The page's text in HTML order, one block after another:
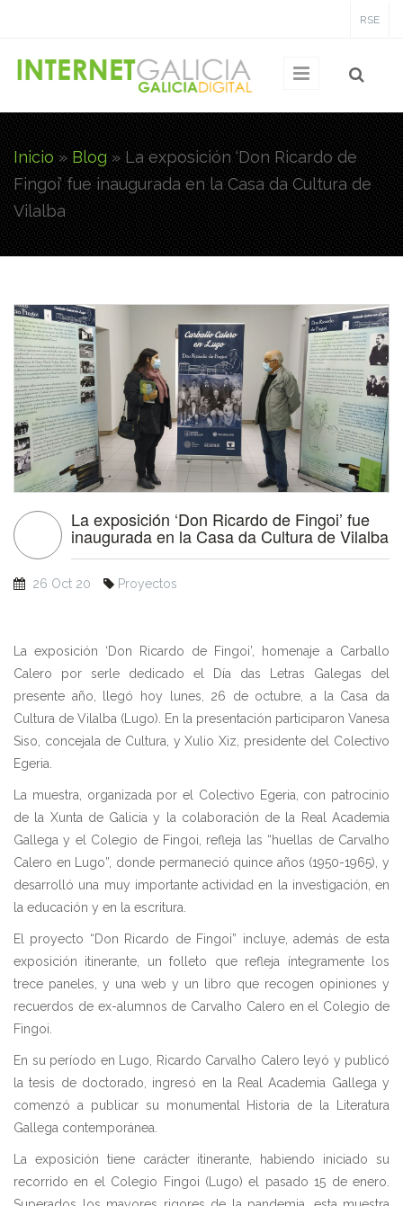
RSE
Usted está aquí
Inicio » Blog » La exposición ‘Don Ricardo de
Fingoi’ fue inaugurada en la Casa da Cultura de
Vilalba
La exposición ‘Don Ricardo de Fingoi’ fue
inaugurada en la Casa da Cultura de Vilalba
26 Oct 20 Proyectos
La exposición ‘Don Ricardo de Fingoi’, homenaje a Carballo
Calero por serle dedicado el Día das Letras Galegas del
presente año, llegó hoy lunes, 26 de octubre, a la Casa da
Cultura de Vilalba (Lugo). En la presentación participaron Vanesa
Siso, concejala de Cultura, y Xulio Xiz, presidente del Colectivo
Egeria.
La muestra, organizada por el Colectivo Egeria, con patrocinio
de la Xunta de Galicia y la colaboración de la Real Academia
Gallega y el Colegio de Fingoi, refleja las “huellas de Carvalho
Calero en Lugo”, donde permaneció quince años (1950-1965), y
desarrolló una muy importante actividad en la investigación, en
la educación y en la escritura.
El proyecto “Don Ricardo de Fingoi” incluye, además de esta
exposición itinerante, un folleto que refleja íntegramente los
trece paneles, y una web y un libro que recogen opiniones y
recuerdos de ex-alumnos de Carvalho Calero en el Colegio de
Fingoi.
En su período en Lugo, Ricardo Carvalho Calero leyó y publicó
la tesis de doctorado, ingresó en la Real Academia Gallega y
comenzó a publicar su monumental Historia de la Literatura
Gallega contemporánea.
La exposición tiene carácter itinerante, habiendo iniciado su
recorrido en el Colegio Fingoi (Lugo) el pasado 15 de enero.